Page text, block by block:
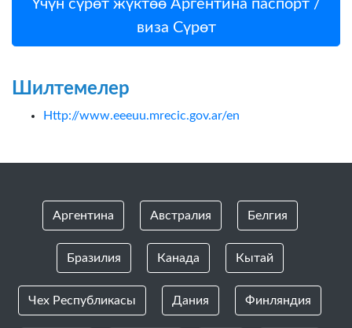
Үчүн сүрөт жүктөө Аргентина паспорт /
виза Сүрөт
Шилтемелер
Http://www.eeeuu.mrecic.gov.ar/en
Аргентина Австралия Белгия
Бразилия Канада Кытай
Чех Республикасы Дания Финляндия